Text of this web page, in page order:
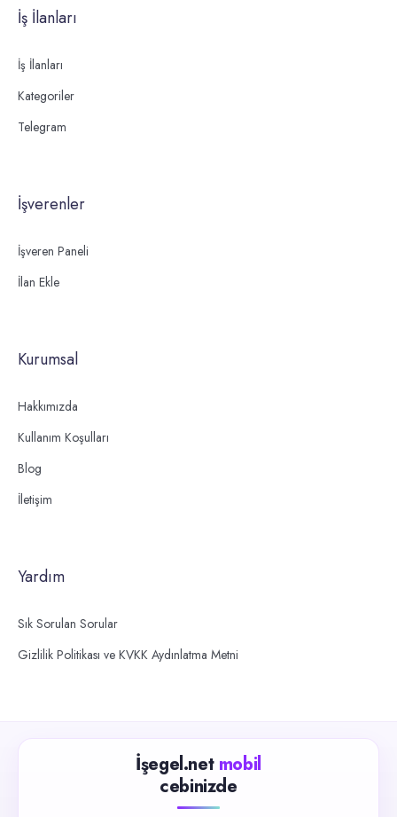
İş İlanları
İş İlanları
Kategoriler
Telegram
İşverenler
İşveren Paneli
İlan Ekle
Kurumsal
Hakkımızda
Kullanım Koşulları
Blog
İletişim
Yardım
Sık Sorulan Sorular
Gizlilik Politikası ve KVKK Aydınlatma Metni
İşegel.net mobil
cebinizde